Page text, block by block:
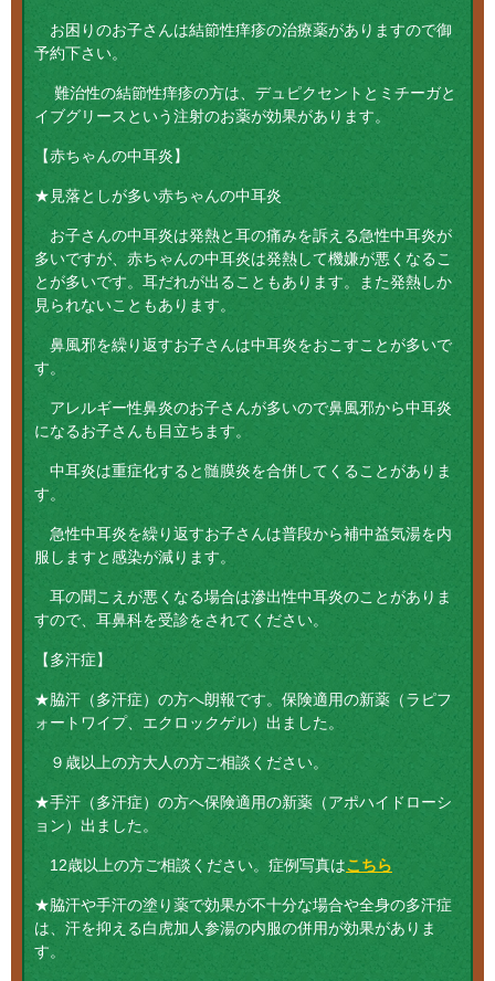
お困りのお子さんは結節性痒疹の治療薬がありますので御
予約下さい。
難治性の結節性痒疹の方は、デュピクセントとミチーガと
イブグリースという注射のお薬が効果があります。
【赤ちゃんの中耳炎】
★見落としが多い赤ちゃんの中耳炎
お子さんの中耳炎は発熱と耳の痛みを訴える急性中耳炎が
多いですが、赤ちゃんの中耳炎は発熱して機嫌が悪くなるこ
とが多いです。耳だれが出ることもあります。また発熱しか
見られないこともあります。
鼻風邪を繰り返すお子さんは中耳炎をおこすことが多いで
す。
アレルギー性鼻炎のお子さんが多いので鼻風邪から中耳炎
になるお子さんも目立ちます。
中耳炎は重症化すると髄膜炎を合併してくることがありま
す。
急性中耳炎を繰り返すお子さんは普段から補中益気湯を内
服しますと感染が減ります。
耳の聞こえが悪くなる場合は滲出性中耳炎のことがありま
すので、耳鼻科を受診をされてください。
【多汗症】
★脇汗（多汗症）の方へ朗報です。保険適用の新薬（ラピフ
ォートワイプ、エクロックゲル）出ました。
９歳以上の方大人の方ご相談ください。
★手汗（多汗症）の方へ保険適用の新薬（アポハイドローシ
ョン）出ました。
12歳以上の方ご相談ください。症例写真はこちら
★脇汗や手汗の塗り薬で効果が不十分な場合や全身の多汗症
は、汗を抑える白虎加人参湯の内服の併用が効果がありま
す。